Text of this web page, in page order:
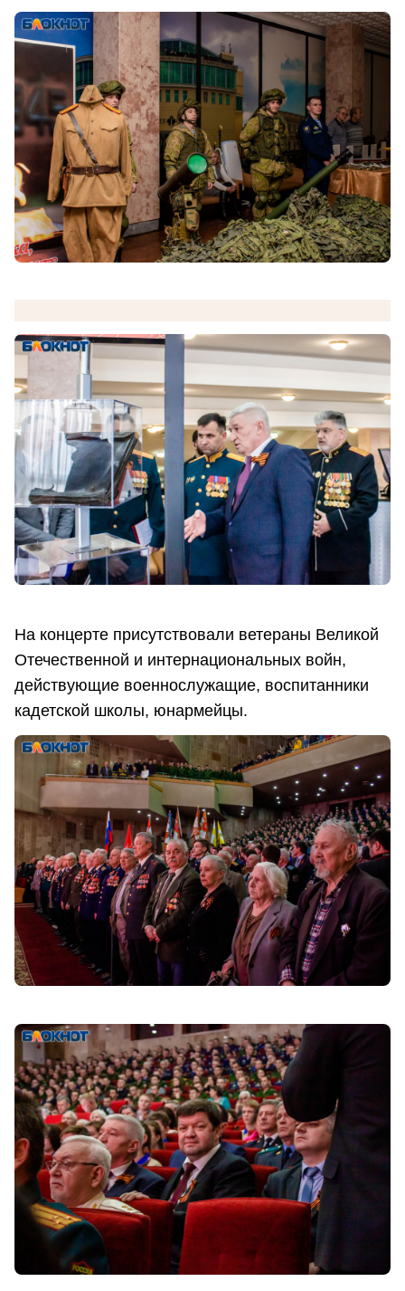
На концерте присутствовали ветераны Великой
Отечественной и интернациональных войн,
действующие военнослужащие, воспитанники
кадетской школы, юнармейцы.